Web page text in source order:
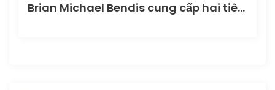
Brian Michael Bendis cung cấp hai tiêu đề Jinxworld hoàn toàn mới cho phát hành truyền thông DC